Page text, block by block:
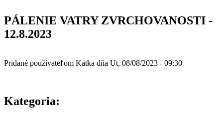
PÁLENIE VATRY ZVRCHOVANOSTI -
12.8.2023
Pridané používateľom Katka dňa Ut, 08/08/2023 - 09:30
Kategoria: